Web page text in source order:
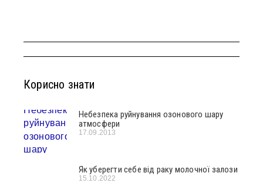
Корисно знати
Небезпека руйнування озонового шару
атмосфери
17.09.2013
Як уберегти себе від раку молочної залози
15.10.2022